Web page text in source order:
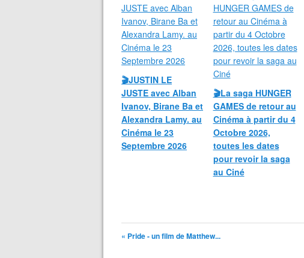
🎬JUSTIN LE
JUSTE avec Alban
Ivanov, Birane Ba et
Alexandra Lamy. au
Cinéma le 23
Septembre 2026
🎬La saga HUNGER
GAMES de retour au
Cinéma à partir du 4
Octobre 2026,
toutes les dates
pour revoir la saga
au Ciné
« Pride - un film de Matthew...